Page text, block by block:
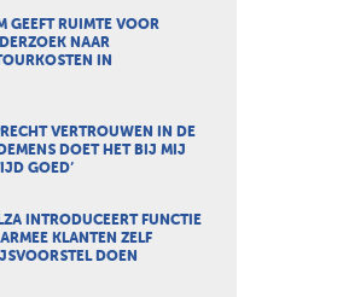
GEEFT RUIMTE VOOR
NAAR
IN
VERTROUWEN IN DE
DOET HET BIJ MIJ
GOED’
INTRODUCEERT FUNCTIE
KLANTEN ZELF
DOEN